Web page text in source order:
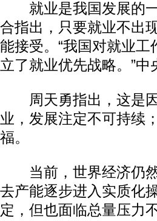
就业是我国发展的一
合指出，只要就业不出
能接受。“我国对就业工
立了就业优先战略。”
周天勇指出，这是因
业，发展注定不可持续
福。
当前，世界经济仍然
去产能逐步进入实质化
定，但也面临总量压力